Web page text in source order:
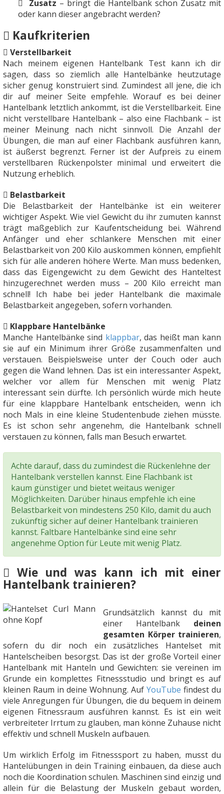
Zusatz – bringt die Hantelbank schon Zusatz mit
oder kann dieser angebracht werden?
Kaufkriterien
Verstellbarkeit
Nach meinem eigenen Hantelbank Test kann ich dir
sagen, dass so ziemlich alle Hantelbänke heutzutage
sicher genug konstruiert sind. Zumindest all jene, die ich
dir auf meiner Seite empfehle. Worauf es bei deiner
Hantelbank letztlich ankommt, ist die Verstellbarkeit. Eine
nicht verstellbare Hantelbank – also eine Flachbank – ist
meiner Meinung nach nicht sinnvoll. Die Anzahl der
Übungen, die man auf einer Flachbank ausführen kann,
ist äußerst begrenzt. Ferner ist der Aufpreis zu einem
verstellbaren Rückenpolster minimal und erweitert die
Nutzung erheblich.
Belastbarkeit
Die Belastbarkeit der Hantelbänke ist ein weiterer
wichtiger Aspekt. Wie viel Gewicht du ihr zumuten kannst
trägt maßgeblich zur Kaufentscheidung bei. Während
Anfänger und eher schlankere Menschen mit einer
Belastbarkeit von 200 Kilo auskommen können, empfiehlt
sich für alle anderen höhere Werte. Man muss bedenken,
dass das Eigengewicht zu dem Gewicht des Hanteltest
hinzugerechnet werden muss – 200 Kilo erreicht man
schnell! Ich habe bei jeder Hantelbank die maximale
Belastbarkeit angegeben, sofern vorhanden.
Klappbare Hantelbänke
Manche Hantelbänke sind klappbar, das heißt man kann
sie auf ein Minimum ihrer Größe zusammenfalten und
verstauen. Beispielsweise unter der Couch oder auch
gegen die Wand lehnen. Das ist ein interessanter Aspekt,
welcher vor allem für Menschen mit wenig Platz
interessant sein dürfte. Ich persönlich würde mich heute
für eine klappbare Hantelbank entscheiden, wenn ich
noch Mals in eine kleine Studentenbude ziehen müsste.
Es ist schon sehr angenehm, die Hantelbank schnell
verstauen zu können, falls man Besuch erwartet.
Achte darauf, dass du zumindest die Rückenlehne der
Hantelbank verstellen kannst. Eine Flachbank ist
kaum günstiger und bietet weitaus weniger
Möglichkeiten. Darüber hinaus empfehle ich eine
Belastbarkeit von mindestens 250 Kilo, damit du auch
zukünftig sicher auf deiner Hantelbank trainieren
kannst. Faltbare Hantelbänke sind eine sehr
angenehme Option für Leute mit wenig Platz.
Wie und was kann ich mit einer
Hantelbank trainieren?
Grundsätzlich kannst du mit
einer Hantelbank deinen
gesamten Körper trainieren,
sofern du dir noch ein zusätzliches Hantelset mit
Hantelscheiben besorgst. Das ist der große Vorteil einer
Hantelbank mit Hanteln und Gewichten: sie vereinen im
Grunde ein komplettes Fitnessstudio und bringt es auf
kleinen Raum in deine Wohnung. Auf YouTube findest du
viele Anregungen für Übungen, die du bequem in deinem
eigenen Fitnessraum ausführen kannst. Es ist ein weit
verbreiteter Irrtum zu glauben, man könne Zuhause nicht
effektiv und schnell Muskeln aufbauen.
Um wirklich Erfolg im Fitnesssport zu haben, musst du
Hantelübungen in dein Training einbauen, da diese auch
noch die Koordination schulen. Maschinen sind einzig und
allein für die Belastung der Muskeln gebaut worden,